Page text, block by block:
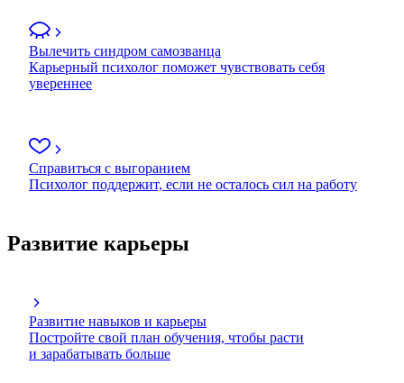
Вылечить синдром самозванца
Карьерный психолог поможет чувствовать себя
увереннее
Справиться с выгоранием
Психолог поддержит, если не осталось сил на работу
Развитие карьеры
Развитие навыков и карьеры
Постройте свой план обучения, чтобы расти
и зарабатывать больше